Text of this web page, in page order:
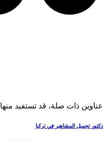
عناوين ذات صلة، قد تستفيد منها
دكتور تجميل المشاهير في تركيا